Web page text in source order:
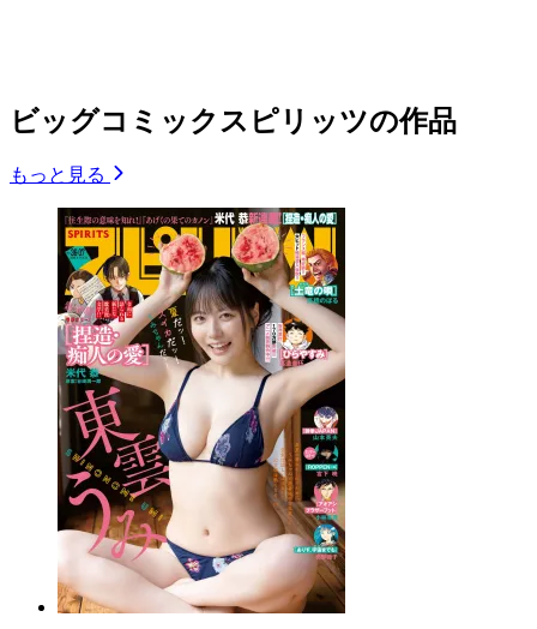
ビッグコミックスピリッツの作品
もっと見る